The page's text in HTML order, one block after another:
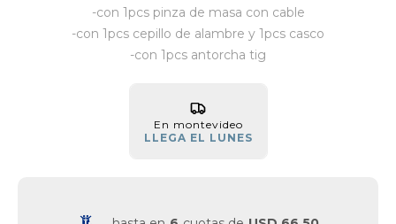
-con 1pcs pinza de masa con cable
-con 1pcs cepillo de alambre y 1pcs casco
-con 1pcs antorcha tig
En montevideo
LLEGA EL LUNES